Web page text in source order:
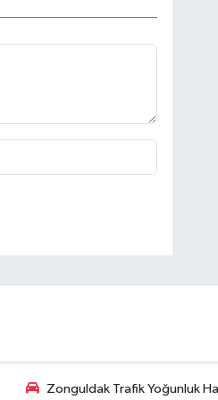
Zonguldak Trafik Yoğunluk